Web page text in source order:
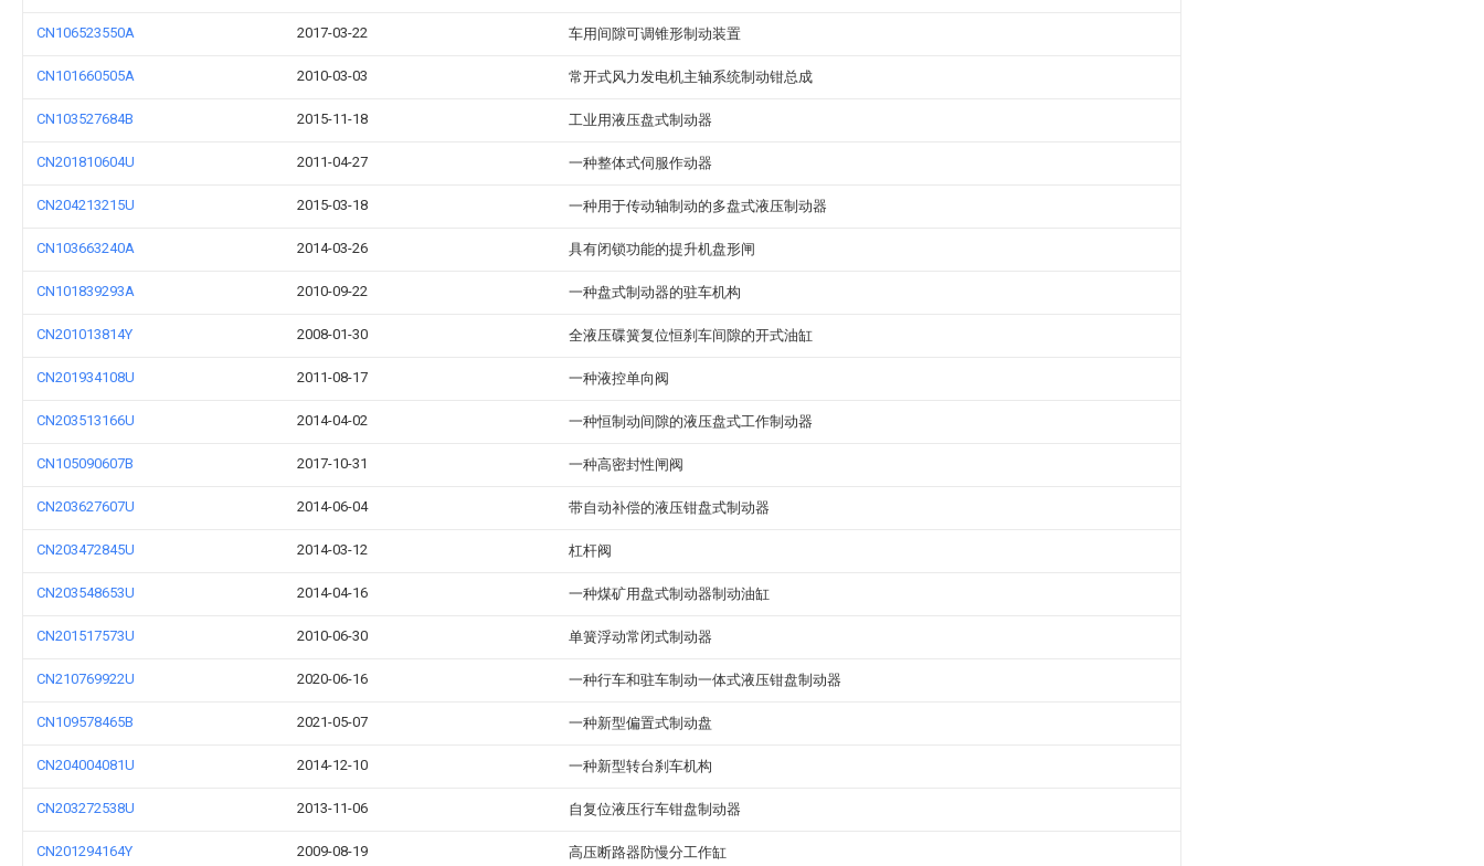
CN106523550A 2017-03-22 车用间隙可调锥形制动装置
CN101660505A 2010-03-03 常开式风力发电机主轴系统制动钳总成
CN103527684B 2015-11-18 工业用液压盘式制动器
CN201810604U 2011-04-27 一种整体式伺服作动器
CN204213215U 2015-03-18 一种用于传动轴制动的多盘式液压制动器
CN103663240A 2014-03-26 具有闭锁功能的提升机盘形闸
CN101839293A 2010-09-22 一种盘式制动器的驻车机构
CN201013814Y 2008-01-30 全液压碟簧复位恒刹车间隙的开式油缸
CN201934108U 2011-08-17 一种液控单向阀
CN203513166U 2014-04-02 一种恒制动间隙的液压盘式工作制动器
CN105090607B 2017-10-31 一种高密封性闸阀
CN203627607U 2014-06-04 带自动补偿的液压钳盘式制动器
CN203472845U 2014-03-12 杠杆阀
CN203548653U 2014-04-16 一种煤矿用盘式制动器制动油缸
CN201517573U 2010-06-30 单簧浮动常闭式制动器
CN210769922U 2020-06-16 一种行车和驻车制动一体式液压钳盘制动器
CN109578465B 2021-05-07 一种新型偏置式制动盘
CN204004081U 2014-12-10 一种新型转台刹车机构
CN203272538U 2013-11-06 自复位液压行车钳盘制动器
CN201294164Y 2009-08-19 高压断路器防慢分工作缸